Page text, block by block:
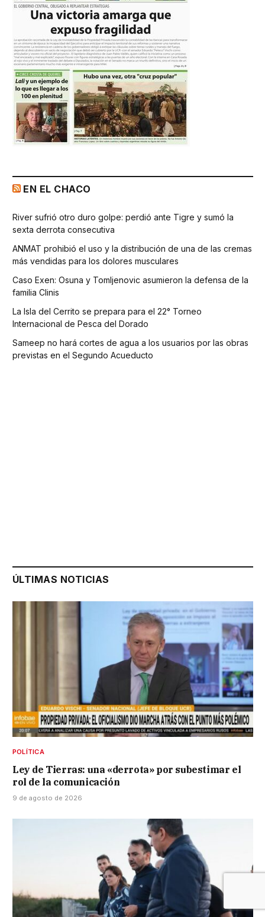
EN EL CHACO
River sufrió otro duro golpe: perdió ante Tigre y sumó la
sexta derrota consecutiva
ANMAT prohibió el uso y la distribución de una de las cremas
más vendidas para los dolores musculares
Caso Exen: Osuna y Tomljenovic asumieron la defensa de la
familia Clinis
La Isla del Cerrito se prepara para el 22° Torneo
Internacional de Pesca del Dorado
Sameep no hará cortes de agua a los usuarios por las obras
previstas en el Segundo Acueducto
ÚLTIMAS NOTICIAS
POLÍTICA
Ley de Tierras: una «derrota» por subestimar el
rol de la comunicación
9 de agosto de 2026